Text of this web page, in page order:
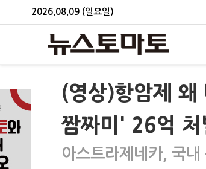
2026.08.09 (일요일)
(영상)항암제
짬짜미' 26억 처
아스트라제네카, 국